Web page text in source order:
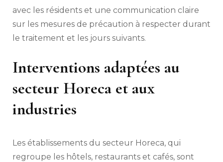
avec les résidents et une communication claire
sur les mesures de précaution à respecter durant
le traitement et les jours suivants.
Interventions adaptées au
secteur Horeca et aux
industries
Les établissements du secteur Horeca, qui
regroupe les hôtels, restaurants et cafés, sont